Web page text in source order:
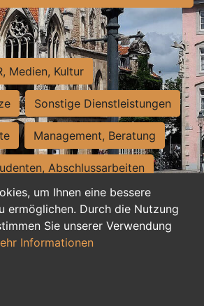
um Ihnen eine bessere
ermöglichen. Durch die Nutzung
Sie unserer Verwendung
Informationen
Medien, Kultur
Sonstige Dienstleistungen
Management, Beratung
Abschlussarbeiten
Assistenz, Sekretariat
und Nebenjobs
duale Ausbildung